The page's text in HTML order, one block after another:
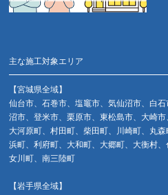
主な施工対象エリア
【宮城県全域】
仙台市、石巻市、塩竈市、気仙沼市、白
沼市、登米市、栗原市、東松島市、大崎市
大河原町、村田町、柴田町、川崎町、丸
浜町、利府町、大和町、大郷町、大衡村、
女川町、南三陸町
【岩手県全域】